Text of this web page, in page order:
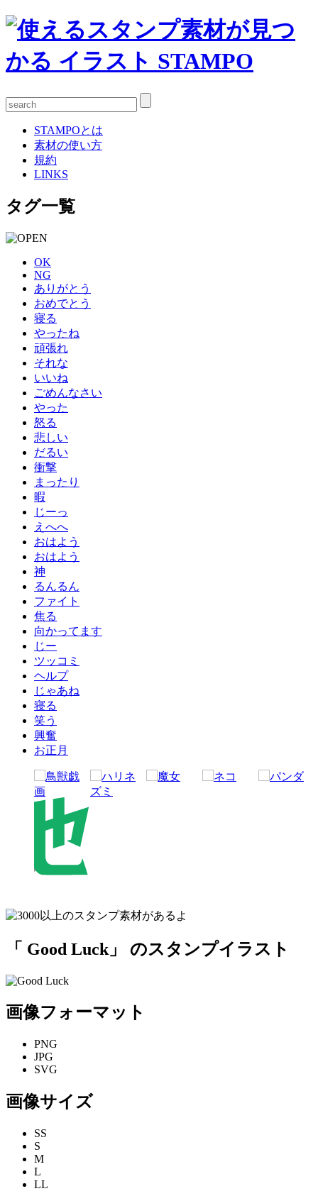
STAMPOとは
素材の使い方
規約
LINKS
タグ一覧
OK
NG
ありがとう
おめでとう
寝る
やったね
頑張れ
それな
いいね
ごめんなさい
やった
怒る
悲しい
だるい
衝撃
まったり
暇
じーっ
えへへ
おはよう
おはよう
神
るんるん
ファイト
焦る
向かってます
じー
ツッコミ
ヘルプ
じゃあね
寝る
笑う
興奮
お正月
「 Good Luck」 のスタンプイラスト
画像フォーマット
PNG
JPG
SVG
画像サイズ
SS
S
M
L
LL